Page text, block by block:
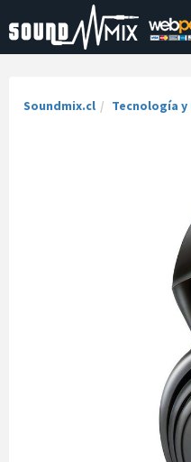
Soundmix.cl Tecnología y